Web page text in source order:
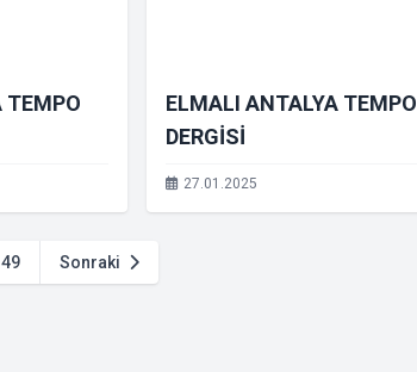
TEMPO
ELMALI ANTALYA TEMPO
DERGİSİ
27.01.2025
49 Sonraki